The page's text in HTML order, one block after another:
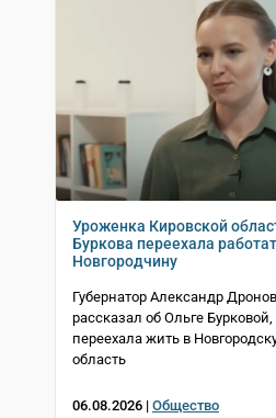
Уроженка Кировской
Буркова переехала
Новгородчину
Губернатор Александр Дронов
рассказал об Ольге Бурковой,
переехала жить в
область
06.08.2026 | Общество